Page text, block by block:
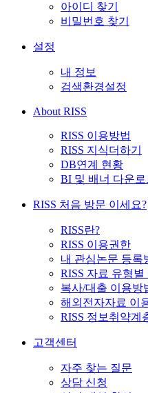
아이디 찾기
비밀번호 찾기
설정
내 정보
검색환경설정
About RISS
RISS 이용방법
RISS 지식더하기
DB연계 현황
BI 및 배너 다운로
RISS 처음 방문 이세요?
RISS란?
RISS 이용권한
내 관심논문 등록
RISS 자료 유형별
복사/대출 이용방
해외전자자료 이
RISS 정보취약계
고객센터
자주 찾는 질문
상담 신청